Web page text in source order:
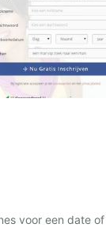
voor een date of